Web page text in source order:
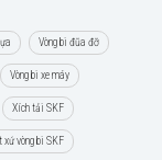
Vòng bi đũa đỡ
Vòng bi xe máy
Xích tải SKF
xứ vòng bi SKF